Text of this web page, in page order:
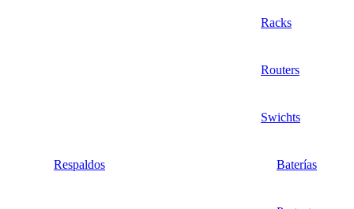
Racks
Routers
Swichts
Respaldos Baterías